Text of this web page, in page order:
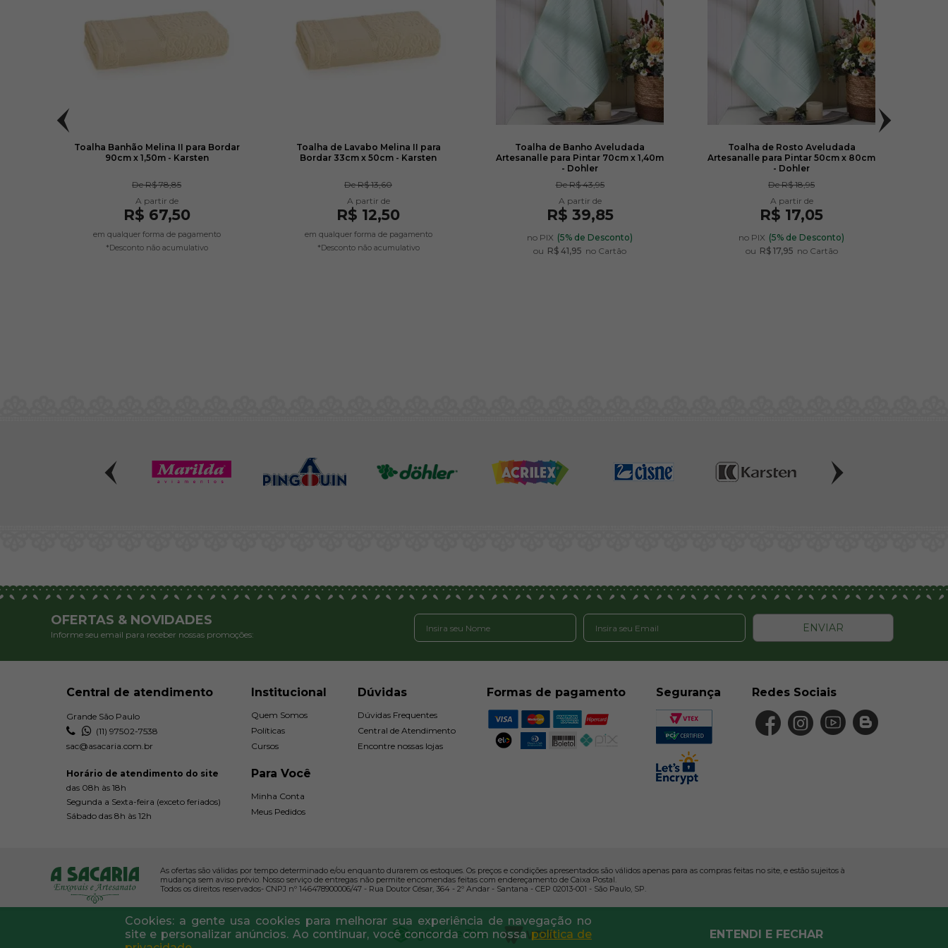
Cookies: a gente usa cookies para melhorar sua experiência de navegação no
site e personalizar anúncios. Ao continuar, você concorda com nossa política de
ENTENDI E FECHAR
Toalha Banhão Melina II para Bordar
90cm x 1,50m - Karsten
DeR$ 78,85
R$ 67,50
em qualquer forma de pagamento
*Desconto não acumulativo
Toalha de Lavabo Melina II para
Bordar 33cm x 50cm - Karsten
DeR$ 13,60
R$ 12,50
em qualquer forma de pagamento
*Desconto não acumulativo
Toalha de Banho Aveludada
Artesanalle para Pintar 70cm x 1,40m
- Dohler
DeR$ 43,95
R$ 39,85
no PIX (5% de Desconto)
ou R$ 41,95 no Cartão
Toalha de Rosto Aveludada
Artesanalle para Pintar 50cm x 80cm
- Dohler
DeR$ 18,95
R$ 17,05
no PIX (5% de Desconto)
ou R$ 17,95 no Cartão
OFERTAS & NOVIDADES
Informe seu email para receber nossas promoções:
ENVIAR
Central de atendimento
Grande São Paulo
(11) 97502-7538
sac@asacaria.com.br
Horário de atendimento do site
das 08h às 18h
Segunda a Sexta-feira (exceto feriados)
Sábado das 8h às 12h
Institucional
Quem Somos
Políticas
Cursos
Para Você
Minha Conta
Meus Pedidos
Dúvidas
Dúvidas Frequentes
Central de Atendimento
Encontre nossas lojas
Formas de pagamento Segurança Redes Sociais
As ofertas são válidas por tempo determinado e/ou enquanto durarem os estoques. Os preços e condições apresentados são válidos apenas para as compras feitas no site, e estão sujeitos à
mudança sem aviso prévio. Nosso serviço de entregas não permite encomendas feitas com endereçamento de Caixa Postal.
Todos os direitos reservados- CNPJ nº 146478900006/47 - Rua Doutor César, 364 - 2º Andar - Santana - CEP 02013-001 - São Paulo, SP.